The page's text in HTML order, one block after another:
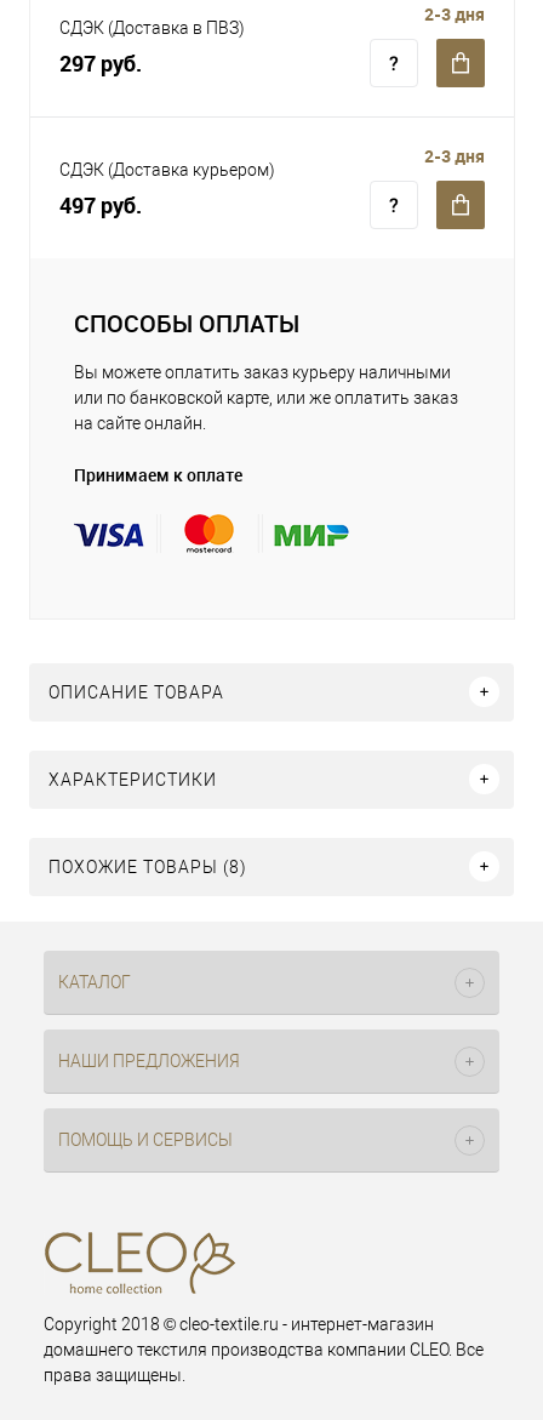
СДЭК (Доставка в ПВЗ)
297 руб.
2-3 дня
СДЭК (Доставка курьером)
497 руб.
2-3 дня
СПОСОБЫ ОПЛАТЫ
Вы можете оплатить заказ курьеру наличными
или по банковской карте, или же оплатить заказ
на сайте онлайн.
Принимаем к оплате
ОПИСАНИЕ ТОВАРА
ХАРАКТЕРИСТИКИ
ПОХОЖИЕ ТОВАРЫ (8)
КАТАЛОГ
НАШИ ПРЕДЛОЖЕНИЯ
ПОМОЩЬ И СЕРВИСЫ
Copyright 2018 © cleo-textile.ru - интернет-магазин
домашнего текстиля производства компании CLEO. Все
права защищены.